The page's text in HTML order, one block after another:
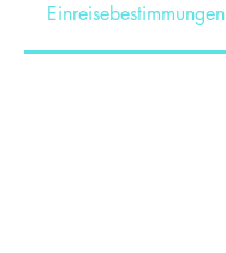
Einreisebestimmungen